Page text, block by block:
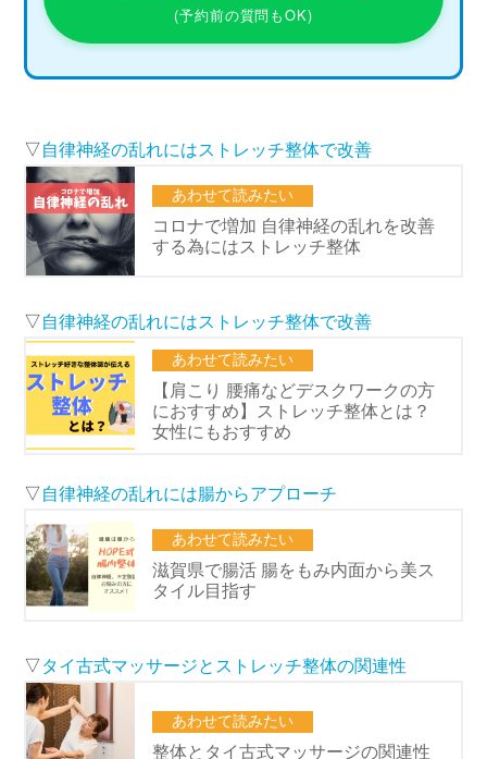
(予約前の質問もOK)
▽自律神経の乱れにはストレッチ整体で改善
▽自律神経の乱れにはストレッチ整体で改善
▽自律神経の乱れには腸からアプローチ
▽タイ古式マッサージとストレッチ整体の関連性